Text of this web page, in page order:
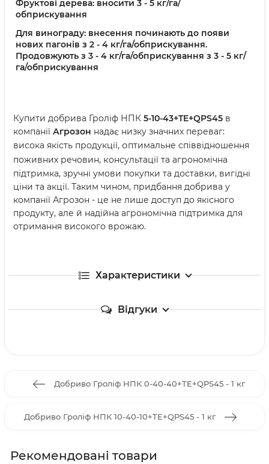
Фруктові дерева: вносити 3 - 5 кг/га/
обприскування
Для винограду: внесення починають до появи
нових пагонів з 2 - 4 кг/га/обприскування.
Продовжують з 3 - 4 кг/га/обприскування з 3 - 5 кг/
га/обприскування
Купити добрива Гроліф НПК 5-10-43+TE+QPS45 в
компанії Агрозон надає низку значних переваг:
висока якість продукції, оптимальне співвідношення
поживних речовин, консультації та агрономічна
підтримка, зручні умови покупки та доставки, вигідні
ціни та акції. Таким чином, придбання добрива у
компанії Агрозон - це не лише доступ до якісного
продукту, але й надійна агрономічна підтримка для
отримання високого врожаю.
Характеристики
Відгуки
Добриво Гроліф НПК 0-40-40+TE+QPS45 - 1 кг
Добриво Гроліф НПК 10-40-10+TE+QPS45 - 1 кг
Рекомендовані товари